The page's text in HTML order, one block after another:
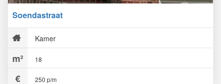
Soendastraat
Kamer
18
250 p/m